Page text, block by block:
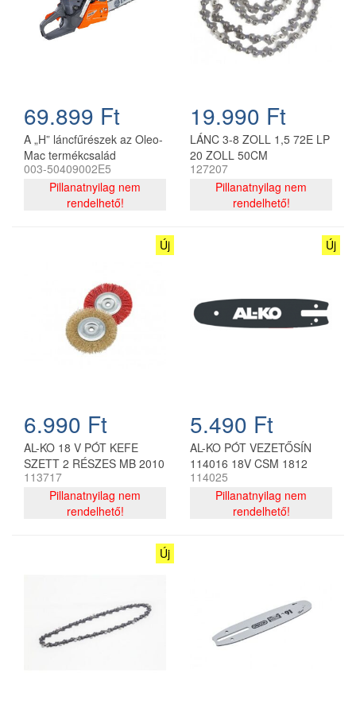
69.899 Ft
A „H” láncfűrészek az Oleo-
Mac termékcsalád
alaptípusát képviselik, a
teljesítmény és a költség
megfelelő egyensúlyának
Magánfelhasználóknak
tökéletes, legkisebb és
legkönnyebb GSH 370
modellt újszerű design, a
kategória csúcsát képviselő
szűrőfelületnek
köszönhetően megnöveli az
üzemórák számát két
szűrőtisztítás között.
„EasyOn”: könnyített indítási
rendszer, amely csökkenti a
berántások számát. Oldalt
beállítást, elkerülve minden
megérintésére. Állítható
alumínium olajszivattyú:
megkönnyíti a kezelő
munkáját, lehetővé teszi a
003-50409002E5
Pillanatnyilag nem
rendelhető!
19.990 Ft
LÁNC 3-8 ZOLL 1,5 72E LP
20 ZOLL 50CM
127207
Pillanatnyilag nem
rendelhető!
Új
6.990 Ft
AL-KO 18 V PÓT KEFE
SZETT 2 RÉSZES MB 2010
113717
Pillanatnyilag nem
rendelhető!
Új
5.490 Ft
AL-KO PÓT VEZETŐSÍN
114016 18V CSM 1812
114025
Pillanatnyilag nem
rendelhető!
Új